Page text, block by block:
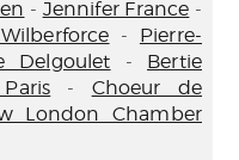
- Jennifer France -
- Pierre-
Delgoulet - Bertie
- Choeur de
London Chamber